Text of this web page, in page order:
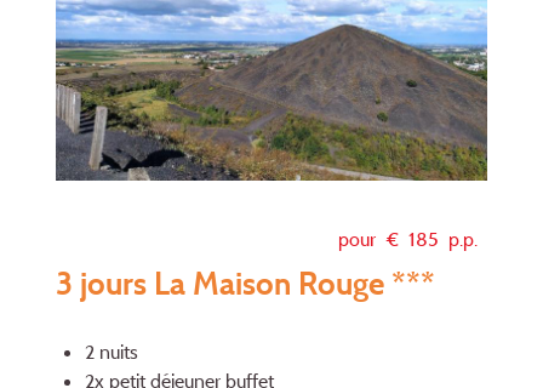
pour € 185 p.p.
3 jours La Maison Rouge ***
2 nuits
2x petit déjeuner buffet